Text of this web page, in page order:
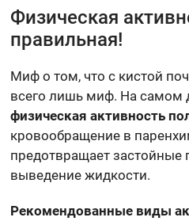
Физическая
правильная!
Миф о том, что с кистой
всего лишь миф. На самом
физическая активность
кровообращение в
предотвращает застойные
выведение жидкости.
Рекомендованные виды